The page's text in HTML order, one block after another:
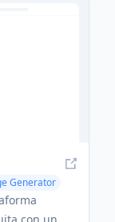
Generator